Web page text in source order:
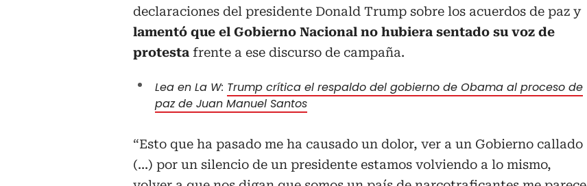
declaraciones del presidente Donald Trump sobre los acuerdos de paz y
lamentó que el Gobierno Nacional no hubiera sentado su voz de
protesta frente a ese discurso de campaña.
Lea en La W: Trump crítica el respaldo del gobierno de Obama al proceso de
paz de Juan Manuel Santos
“Esto que ha pasado me ha causado un dolor, ver a un Gobierno callado
(...) por un silencio de un presidente estamos volviendo a lo mismo,